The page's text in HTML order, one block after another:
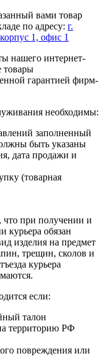
вами товар
по адресу: г.
1, офис 1
нашего интернет-
товары
гарантией фирм-
необходимы:
заполненный
быть указаны
дата продажи и
(товарная
при получении и
курьера обязан
изделия на предмет
трещин, сколов и
курьера
если:
талон
территорию РФ
повреждения или